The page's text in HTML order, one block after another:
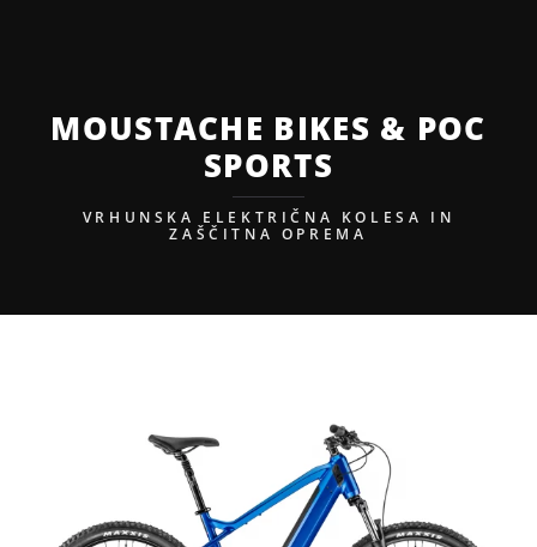
MOUSTACHE BIKES & POC
SPORTS
VRHUNSKA ELEKTRIČNA KOLESA IN
ZAŠČITNA OPREMA